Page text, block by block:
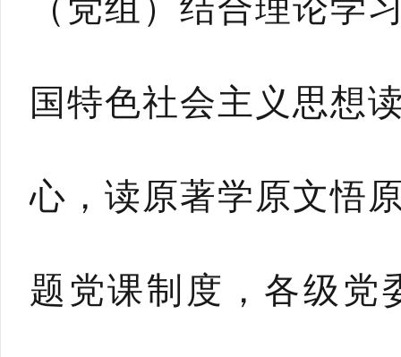
国特色社会主义思想
心，读原著学原文悟
题党课制度，各级党